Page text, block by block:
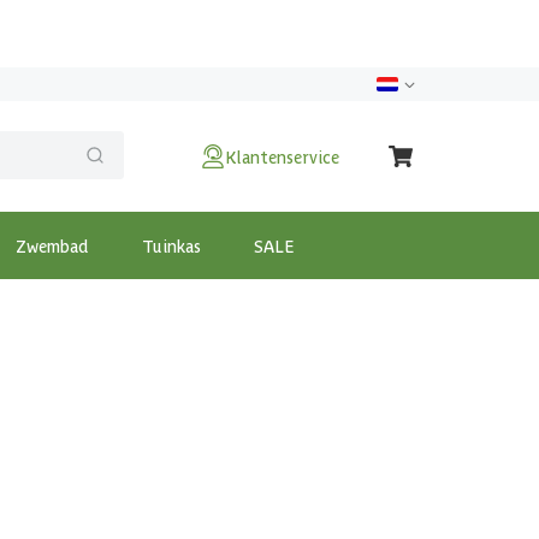
Klantenservice
Zwembad Tuinkas SALE